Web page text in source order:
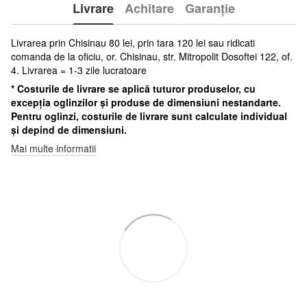
Livrare Achitare Garanție
Livrarea prin Chisinau 80 lei, prin tara 120 lei sau ridicati
comanda de la oficiu, or. Chisinau, str. Mitropolit Dosoftei 122, of.
4. Livrarea = 1-3 zile lucratoare
* Costurile de livrare se aplică tuturor produselor, cu
excepția oglinzilor și produse de dimensiuni nestandarte.
Pentru oglinzi, costurile de livrare sunt calculate individual
și depind de dimensiuni.
Mai multe informatii